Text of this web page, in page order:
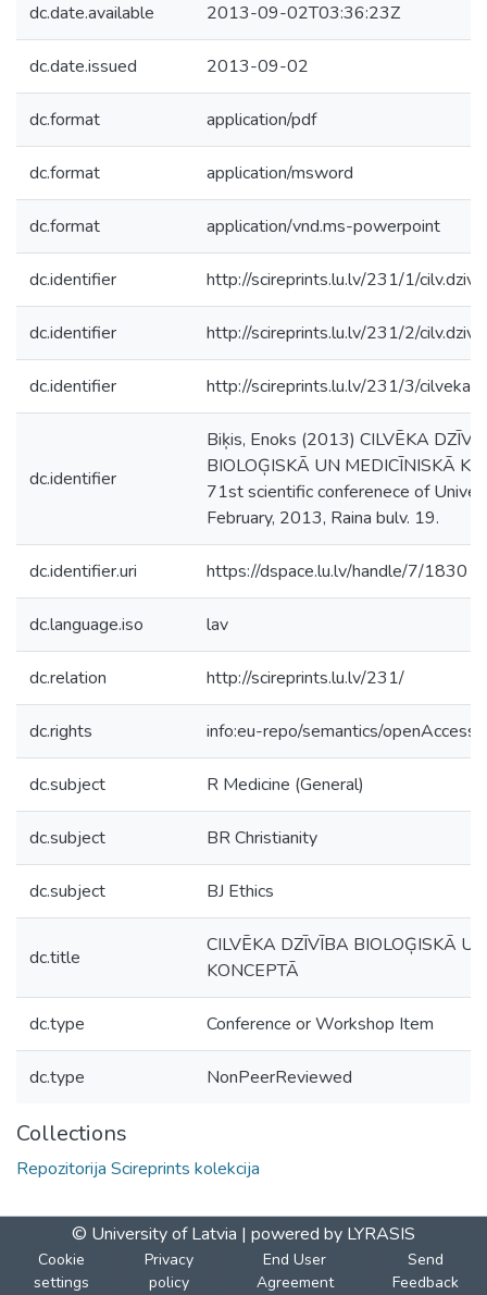
dc.date.available 2013-09-02T03:36:23Z
dc.date.issued 2013-09-02
dc.format application/pdf
dc.format application/msword
dc.format application/vnd.ms-powerpoint
dc.identifier http://scireprints.lu.lv/231/1/
dc.identifier http://scireprints.lu.lv/231/2/
dc.identifier http://scireprints.lu.lv/231/3/
dc.identifier
Biķis, Enoks (2013) CILVĒKA
BIOLOĢISKĀ UN MEDICĪNISKĀ
71st scientific conferenece of
February, 2013, Raina bulv. 19.
dc.identifier.uri https://dspace.lu.lv/handle/7/1830
dc.language.iso lav
dc.relation http://scireprints.lu.lv/231/
dc.rights info:eu-repo/semantics/openAccess
dc.subject R Medicine (General)
dc.subject BR Christianity
dc.subject BJ Ethics
dc.title
CILVĒKA DZĪVĪBA BIOLOĢISKĀ
KONCEPTĀ
dc.type Conference or Workshop Item
dc.type NonPeerReviewed
Collections
Repozitorija Scireprints kolekcija
© University of Latvia | powered by LYRASIS
Cookie
settings
Privacy
policy
End User
Agreement
Send
Feedback